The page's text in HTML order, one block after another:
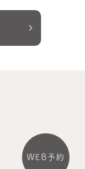
WEB予約